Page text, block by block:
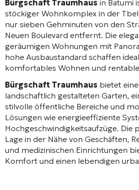
Bürgschaft Traumhaus in Batumi
stöckiger Wohnkomplex in der
nur sieben Gehminuten von den
Neuen Boulevard entfernt. Die
geräumigen Wohnungen mit
hohe Ausbaustandard schaffen
komfortables Wohnen und
Bürgschaft Traumhaus bietet
landschaftlich gestalteten Garten,
stilvolle öffentliche Bereiche und
Lösungen wie energieeffiziente
Hochgeschwindigkeitsaufzüge. Die
Lage in der Nähe von Geschäften,
und medizinischen Einrichtungen
Komfort und einen lebendigen